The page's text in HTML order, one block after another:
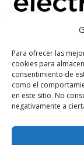
Para ofrecer las
cookies para
consentimiento de
como el
en este sitio. No
negativamente a
Electrorenover
Ayuda
Legal
Suscribete